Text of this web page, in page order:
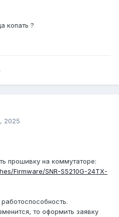
копать ?
2025
прошивку на коммутаторе:
Firmware/SNR-S5210G-24TX-
то оформить заявку